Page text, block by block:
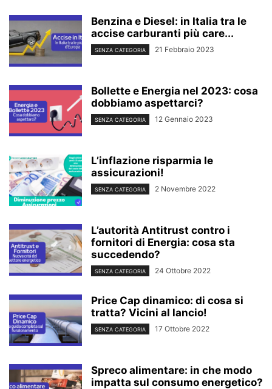
Benzina e Diesel: in Italia tra le
accise carburanti più care...
SENZA CATEGORIA 21 Febbraio 2023
Bollette e Energia nel 2023: cosa
dobbiamo aspettarci?
SENZA CATEGORIA 12 Gennaio 2023
L’inflazione risparmia le
assicurazioni!
SENZA CATEGORIA 2 Novembre 2022
L’autorità Antitrust contro i
fornitori di Energia: cosa sta
succedendo?
SENZA CATEGORIA 24 Ottobre 2022
Price Cap dinamico: di cosa si
tratta? Vicini al lancio!
SENZA CATEGORIA 17 Ottobre 2022
Spreco alimentare: in che modo
impatta sul consumo energetico?